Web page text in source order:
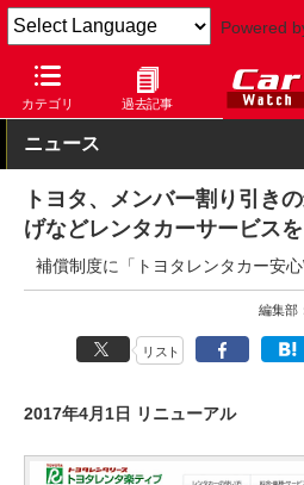
Powered
カテゴリ 過去記事
Car Watch 自動車 トヨタ
ニュース
トヨタ、メンバー割り引き
げなどレンタカーサービス
補償制度に「トヨタレンタカー安
編集部
リスト
2017年4月1日 リニューアル